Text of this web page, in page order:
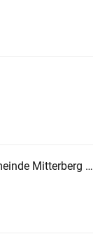
E-Ladestation Gemeinde Mitterberg St.Martin